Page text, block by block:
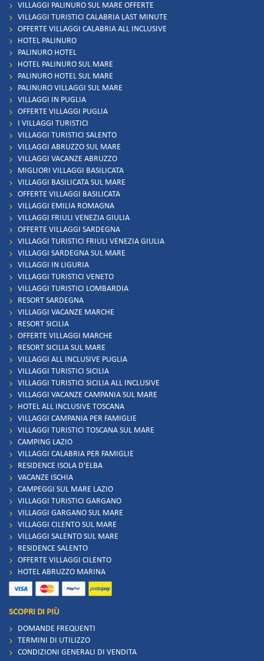
VILLAGGI PALINURO SUL MARE OFFERTE
VILLAGGI TURISTICI CALABRIA LAST MINUTE
OFFERTE VILLAGGI CALABRIA ALL INCLUSIVE
HOTEL PALINURO
PALINURO HOTEL
HOTEL PALINURO SUL MARE
PALINURO HOTEL SUL MARE
PALINURO VILLAGGI SUL MARE
VILLAGGI IN PUGLIA
OFFERTE VILLAGGI PUGLIA
I VILLAGGI TURISTICI
VILLAGGI TURISTICI SALENTO
VILLAGGI ABRUZZO SUL MARE
VILLAGGI VACANZE ABRUZZO
MIGLIORI VILLAGGI BASILICATA
VILLAGGI BASILICATA SUL MARE
OFFERTE VILLAGGI BASILICATA
VILLAGGI EMILIA ROMAGNA
VILLAGGI FRIULI VENEZIA GIULIA
OFFERTE VILLAGGI SARDEGNA
VILLAGGI TURISTICI FRIULI VENEZIA GIULIA
VILLAGGI SARDEGNA SUL MARE
VILLAGGI IN LIGURIA
VILLAGGI TURISTICI VENETO
VILLAGGI TURISTICI LOMBARDIA
RESORT SARDEGNA
VILLAGGI VACANZE MARCHE
RESORT SICILIA
OFFERTE VILLAGGI MARCHE
RESORT SICILIA SUL MARE
VILLAGGI ALL INCLUSIVE PUGLIA
VILLAGGI TURISTICI SICILIA
VILLAGGI TURISTICI SICILIA ALL INCLUSIVE
VILLAGGI VACANZE CAMPANIA SUL MARE
HOTEL ALL INCLUSIVE TOSCANA
VILLAGGI CAMPANIA PER FAMIGLIE
VILLAGGI TURISTICI TOSCANA SUL MARE
CAMPING LAZIO
VILLAGGI CALABRIA PER FAMIGLIE
RESIDENCE ISOLA D'ELBA
VACANZE ISCHIA
CAMPEGGI SUL MARE LAZIO
VILLAGGI TURISTICI GARGANO
VILLAGGI GARGANO SUL MARE
VILLAGGI CILENTO SUL MARE
VILLAGGI SALENTO SUL MARE
RESIDENCE SALENTO
OFFERTE VILLAGGI CILENTO
HOTEL ABRUZZO MARINA
SCOPRI DI PIÙ
DOMANDE FREQUENTI
TERMINI DI UTILIZZO
CONDIZIONI GENERALI DI VENDITA